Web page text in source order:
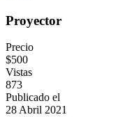
Proyector
Precio
$500
Vistas
873
Publicado el
28 Abril 2021